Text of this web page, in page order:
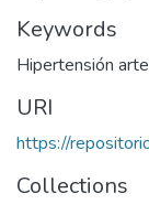
Keywords
Hipertensión
URI
https://
Collections